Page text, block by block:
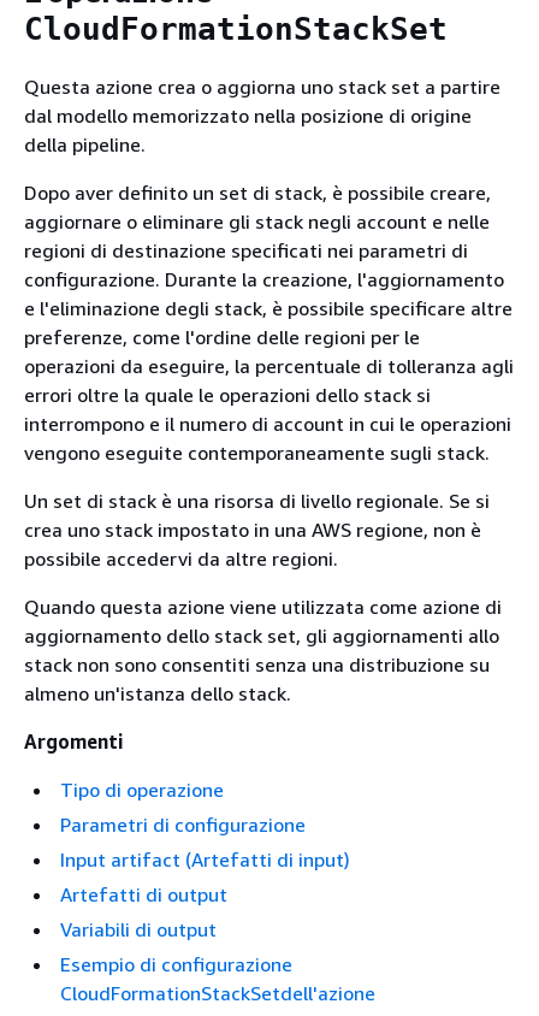
CloudFormationStackSet
Questa azione crea o aggiorna uno stack set a partire
dal modello memorizzato nella posizione di origine
della pipeline.
Dopo aver definito un set di stack, è possibile creare,
aggiornare o eliminare gli stack negli account e nelle
regioni di destinazione specificati nei parametri di
configurazione. Durante la creazione, l'aggiornamento
e l'eliminazione degli stack, è possibile specificare altre
preferenze, come l'ordine delle regioni per le
operazioni da eseguire, la percentuale di tolleranza agli
errori oltre la quale le operazioni dello stack si
interrompono e il numero di account in cui le operazioni
vengono eseguite contemporaneamente sugli stack.
Un set di stack è una risorsa di livello regionale. Se si
crea uno stack impostato in una AWS regione, non è
possibile accedervi da altre regioni.
Quando questa azione viene utilizzata come azione di
aggiornamento dello stack set, gli aggiornamenti allo
stack non sono consentiti senza una distribuzione su
almeno un'istanza dello stack.
Argomenti
Tipo di operazione
Parametri di configurazione
Input artifact (Artefatti di input)
Artefatti di output
Variabili di output
Esempio di configurazione
CloudFormationStackSetdell'azione